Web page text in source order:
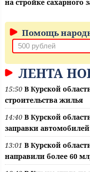
на стройке сахарного
Помощь
ЛЕНТА
15:50 В Курской
строительства жилья
14:40 В Курской
заправки автомобилей
13:01 В Курской
направили более 60